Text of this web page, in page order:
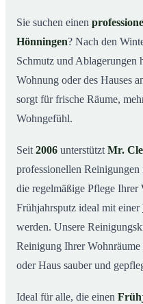
03Was kostet ein
04Warum Mr. Cleaner in
05Typische Anlässe für
Jetzt Angebot einholen
Profis
Sie suchen einen
Hönningen? Nach den
Schmutz und Ablagerungen
Wohnung oder des Hauses
sorgt für frische Räume,
Wohngefühl.
Seit 2006 unterstützt Mr.
professionellen
die regelmäßige Pflege Ihrer
Frühjahrsputz ideal mit einer
werden. Unsere
Reinigung Ihrer
oder Haus sauber und
Ideal für alle, die einen